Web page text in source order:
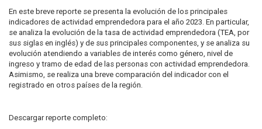
En este breve reporte se presenta la evolución de los principales
indicadores de actividad emprendedora para el año 2023. En particular,
se analiza la evolución de la tasa de actividad emprendedora (TEA, por
sus siglas en inglés) y de sus principales componentes, y se analiza su
evolución atendiendo a variables de interés como género, nivel de
ingreso y tramo de edad de las personas con actividad emprendedora.
Asimismo, se realiza una breve comparación del indicador con el
registrado en otros países de la región.
Descargar reporte completo: